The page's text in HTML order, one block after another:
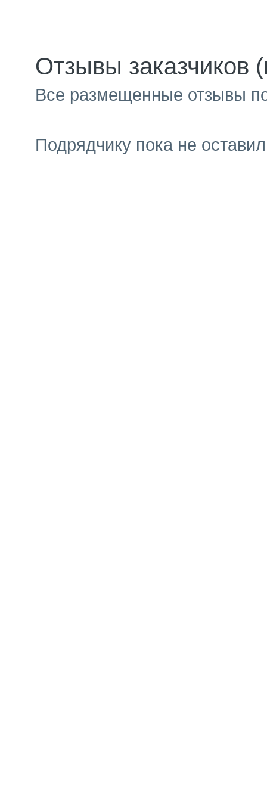
Отзывы заказчиков
Все размещенные отзывы
Подрядчику пока не